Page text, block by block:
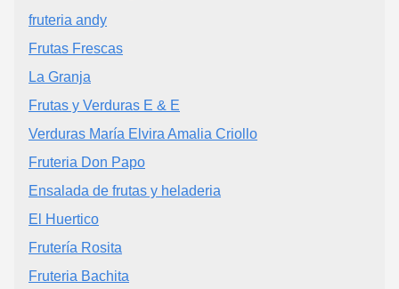
fruteria andy
Frutas Frescas
La Granja
Frutas y Verduras E & E
Verduras María Elvira Amalia Criollo
Fruteria Don Papo
Ensalada de frutas y heladeria
El Huertico
Frutería Rosita
Fruteria Bachita